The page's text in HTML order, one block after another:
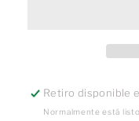
Retiro disponible
Normalmente está